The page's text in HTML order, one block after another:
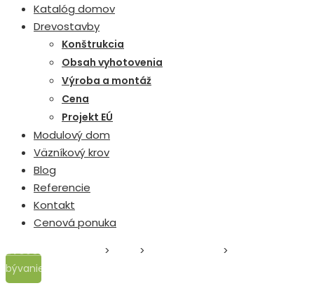
Katalóg domov
Drevostavby
Konštrukcia
Obsah vyhotovenia
Výroba a montáž
Cena
Projekt EÚ
Modulový dom
Väzníkový krov
Blog
Referencie
Kontakt
Cenová ponuka
Drevodom Zvolen > > >
bývanie v nízkoenergetických drevodomoch